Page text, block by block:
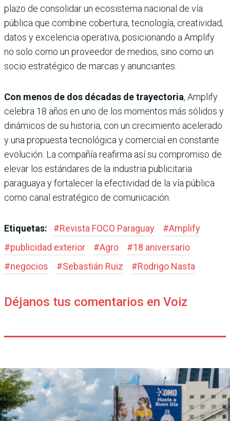
plazo de consolidar un ecosistema nacional de vía
pública que combine cobertura, tecnología, creatividad,
datos y excelencia operativa, posicionando a Amplify
no solo como un proveedor de medios, sino como un
socio estratégico de marcas y anunciantes.
Con menos de dos décadas de trayectoria, Amplify
celebra 18 años en uno de los momentos más sólidos y
dinámicos de su historia, con un crecimiento acelerado
y una propuesta tecnológica y comercial en constante
evolución. La compañía reafirma así su compromiso de
elevar los estándares de la industria publicitaria
paraguaya y fortalecer la efectividad de la vía pública
como canal estratégico de comunicación.
Etiquetas: #Revista FOCO Paraguay #Amplify
#publicidad exterior #Agro #18 aniversario
#negocios #Sebastián Ruiz #Rodrigo Nasta
Déjanos tus comentarios en Voiz